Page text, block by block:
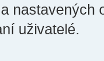
nastavených
uživatelé.